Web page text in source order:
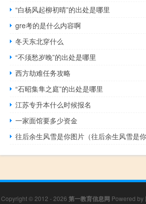
“白杨风起柳初晴”的出处是哪里
gre考的是什么内容啊
冬天东北穿什么
“不须愁岁晚”的出处是哪里
西方劫难任务攻略
“石昭集隼之庭”的出处是哪里
江苏专升本什么时候报名
一家面馆要多少资金
往后余生风雪是你图片（往后余生风雪是你
Copyright © 2012 - 2026 第一教育信息网 Powered by